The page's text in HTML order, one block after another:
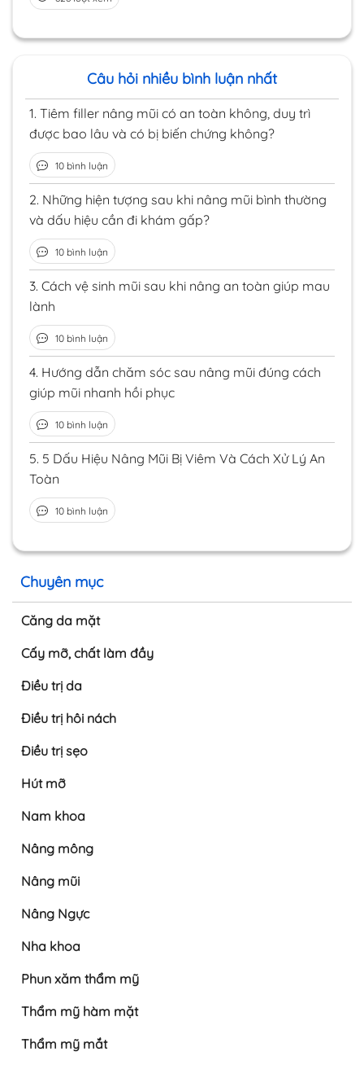
Chuyên mục
Căng da mặt
Cấy mỡ, chất làm đầy
Điều trị da
Điều trị hôi nách
Điều trị sẹo
Hút mỡ
Nam khoa
Nâng mông
Nâng mũi
Nâng Ngực
Nha khoa
Phun xăm thẩm mỹ
Thẩm mỹ hàm mặt
Thẩm mỹ mắt
Câu hỏi nhiều bình luận nhất
1. Tiêm filler nâng mũi có an toàn không, duy trì
được bao lâu và có bị biến chứng không?
10 bình luận
2. Những hiện tượng sau khi nâng mũi bình thường
và dấu hiệu cần đi khám gấp?
10 bình luận
3. Cách vệ sinh mũi sau khi nâng an toàn giúp mau
lành
10 bình luận
4. Hướng dẫn chăm sóc sau nâng mũi đúng cách
giúp mũi nhanh hồi phục
10 bình luận
5. 5 Dấu Hiệu Nâng Mũi Bị Viêm Và Cách Xử Lý An
Toàn
10 bình luận